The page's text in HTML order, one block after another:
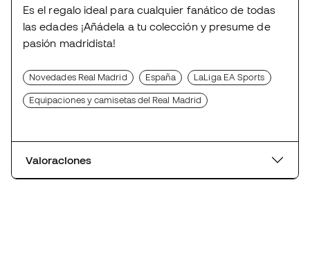
Es el regalo ideal para cualquier fanático de todas
las edades ¡Añádela a tu colección y presume de
pasión madridista!
Novedades Real Madrid España LaLiga EA Sports
Equipaciones y camisetas del Real Madrid
Valoraciones